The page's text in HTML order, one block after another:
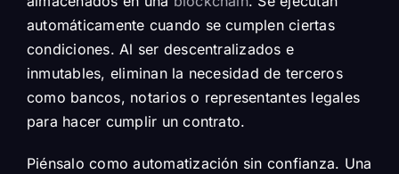
automáticamente cuando se cumplen ciertas
condiciones. Al ser descentralizados e
inmutables, eliminan la necesidad de terceros
como bancos, notarios o representantes legales
para hacer cumplir un contrato.
Piénsalo como automatización sin confianza. Una